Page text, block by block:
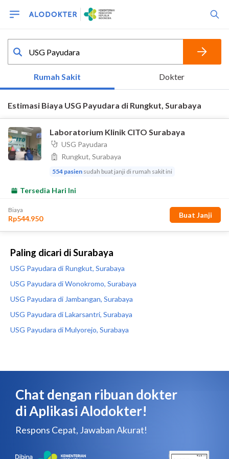
Paling dicari di Surabaya
USG Payudara di Rungkut, Surabaya
USG Payudara di Wonokromo, Surabaya
USG Payudara di Jambangan, Surabaya
USG Payudara di Lakarsantri, Surabaya
USG Payudara di Mulyorejo, Surabaya